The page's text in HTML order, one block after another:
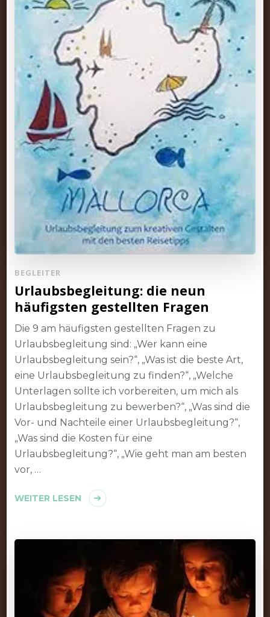
BEGLEITER
Urlaubsbegleitung: die neun
häufigsten gestellten Fragen
Die 9 am häufigsten gestellten Fragen zu
Urlaubsbegleitung sind: „Wer kann eine
Urlaubsbegleitung sein?“, „Was ist die beste Art,
eine Urlaubsbegleitung zu finden?“, „Welche
Unterlagen sollte ich vorbereiten, um mich als
Urlaubsbegleitung zu bewerben?“, „Was sind die
Vor- und Nachteile einer Urlaubsbegleitung?“,
„Was sind die Kosten für eine
Urlaubsbegleitung?“, „Wie geht man am besten
vor, …
WEITER LESEN